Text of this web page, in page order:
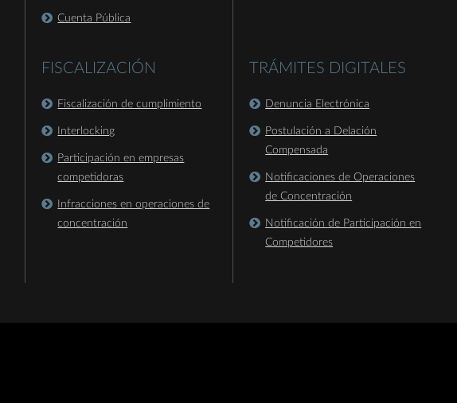
Cuenta Pública
FISCALIZACIÓN
Fiscalización de cumplimiento
Interlocking
Participación en empresas
competidoras
Infracciones en operaciones de
concentración
TRÁMITES DIGITALES
Denuncia Electrónica
Postulación a Delación
Compensada
Notificaciones de Operaciones
de Concentración
Notificación de Participación en
Competidores